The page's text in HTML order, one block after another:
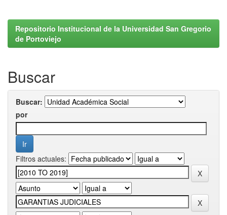
Repositorio Institucional de la Universidad San Gregorio
de Portoviejo
Buscar
Buscar:
por
Filtros actuales: